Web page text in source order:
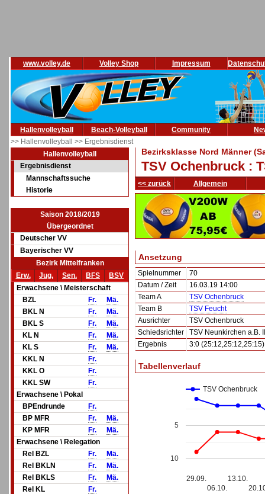
www.volley.de Volley Shop Impressum
Hallenvolleyball Beach-Volleyball Community
>> Hallenvolleyball >> Ergebnisdienst
Hallenvolleyball
Ergebnisdienst
Mannschaftssuche
Historie
Saison 2018/2019
Übergeordnet
Deutscher VV
Bayerischer VV
Bezirk Mittelfranken
Erw.
Jug. Sen. BFS
BSV
Erwachsene \ Meisterschaft
BZL
Fr.
Mä.
BKL N
Fr.
Mä.
BKL S
Fr.
Mä.
KL N
Fr.
Mä.
KL S
Fr.
Mä.
KKL N
Fr.
KKL O
Fr.
KKL SW
Fr.
Erwachsene \ Pokal
BPEndrunde
Fr.
BP MFR
Fr.
Mä.
KP MFR
Fr.
Mä.
Erwachsene \ Relegation
Rel BZL
Fr.
Mä.
Rel BKLN
Fr.
Mä.
Rel BKLS
Fr.
Mä.
Rel KL
Fr.
Bezirksklasse Nord Männer
TSV Ochenbruck :
<< zurück Allgemein
Ansetzung
Spielnummer
70
Datum / Zeit
16.03.19 14:00
Team A
TSV Ochenbruck
Team B
TSV Feucht
Ausrichter
TSV Ochenbruck
Schiedsrichter
TSV Neunkirchen a.B.
Ergebnis
3:0 (25:12,25:12,25:15)
Tabellenverlauf
TSV Ochenbruck
29.09.
06.10.
13.10.
5
10